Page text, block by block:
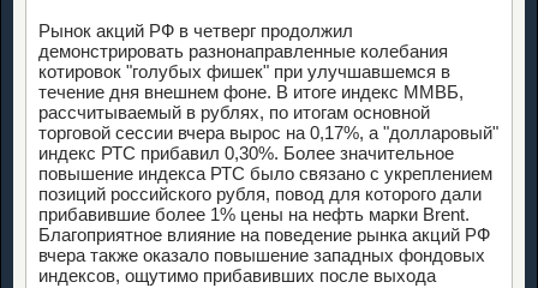
Рынок акций РФ в четверг продолжил
демонстрировать разнонаправленные колебания
котировок "голубых фишек" при улучшавшемся в
течение дня внешнем фоне. В итоге индекс ММВБ,
рассчитываемый в рублях, по итогам основной
торговой сессии вчера вырос на 0,17%, а "долларовый"
индекс РТС прибавил 0,30%. Более значительное
повышение индекса РТС было связано с укреплением
позиций российского рубля, повод для которого дали
прибавившие более 1% цены на нефть марки Brent.
Благоприятное влияние на поведение рынка акций РФ
вчера также оказало повышение западных фондовых
индексов, ощутимо прибавивших после выхода